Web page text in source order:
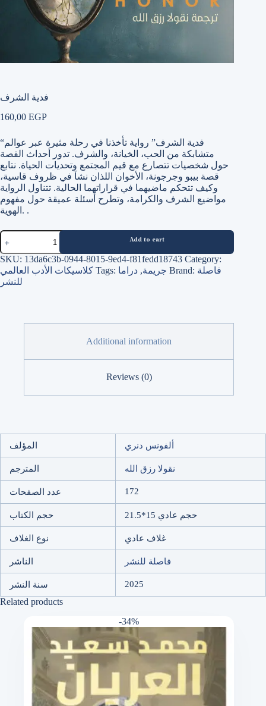
فدية الشرف
160,00 EGP
“فدية الشرف” رواية تأخذنا في رحلة مثيرة عبر عوالم
متشابكة من الحب، الخيانة، والشرف. تدور أحداث القصة
حول شخصيات تتصارع مع قيم المجتمع وتحديات الحياة. نتابع
قصة بيبو وجرجونة، الأخوان اللذان نشآ في ظروف قاسية،
وكيف تتحكم ماضيهما في قراراتهما الحالية. تتناول الرواية
مواضيع الشرف والكرامة، وتطرح أسئلة عميقة حول مفهوم
الهوية. .
فدية
الشرف
quantity
Add to cart
SKU: 13da6c3b-0944-8015-9ed4-f81fedd18743 Category:
كلاسيكات الأدب العالمي Tags: جريمة, دراما Brand: فاصلة
للنشر
Additional information
Reviews (0)
المؤلف ألفونس دنري
المترجم نقولا رزق الله
عدد الصفحات 172
حجم الكتاب حجم عادي 15*21.5
نوع الغلاف غلاف عادي
الناشر فاصلة للنشر
سنة النشر 2025
Related products
-34%